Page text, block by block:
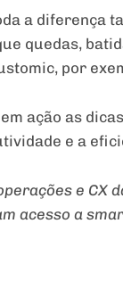
a diferença
quedas,
por
ação as
e a
e CX
acesso a